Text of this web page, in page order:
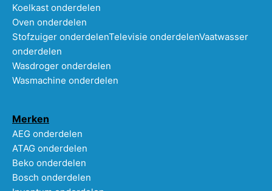
Koelkast onderdelen
Oven onderdelen
Stofzuiger onderdelenTelevisie onderdelenVaatwasser
onderdelen
Wasdroger onderdelen
Wasmachine onderdelen
Merken
AEG onderdelen
ATAG onderdelen
Beko onderdelen
Bosch onderdelen